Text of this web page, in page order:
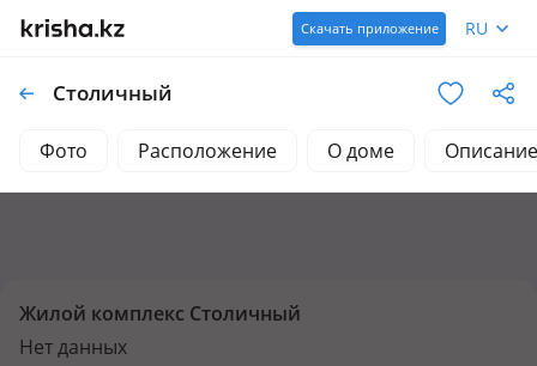
Скачать приложение RU
Столичный
Фото Расположение О доме Описание
Жилой комплекс Столичный
Нет данных